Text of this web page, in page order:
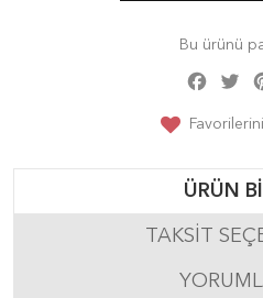
Bu ürünü
ÜRÜN
TAKSIT